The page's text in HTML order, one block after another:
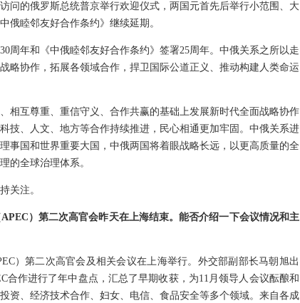
问的俄罗斯总统普京举行欢迎仪式，两国元首先后举行小范围、大
俄睦邻友好合作条约》继续延期。
周年和《中俄睦邻友好合作条约》签署25周年。中俄关系之所以走
略协作，拓展各领域合作，捍卫国际公道正义、推动构建人类命运
相互尊重、重信守义、合作共赢的基础上发展新时代全面战略协作
技、人文、地方等合作持续推进，民心相通更加牢固。中俄关系进
事国和世界重要大国，中俄两国将着眼战略长远，以更高质量的全
的全球治理体系。
关注。
）第二次高官会昨天在上海结束。能否介绍一下会议情况和主
）第二次高官会及相关会议在上海举行。外交部副部长马朝旭出
作进行了年中盘点，汇总了早期收获，为11月领导人会议酝酿和
资、经济技术合作、妇女、电信、食品安全等多个领域。来自各成